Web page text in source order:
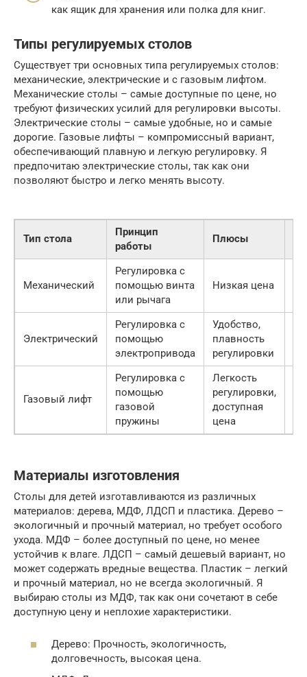
как ящик для хранения или полка для книг.
Типы регулируемых столов
Существует три основных типа регулируемых столов:
механические, электрические и с газовым лифтом.
Механические столы – самые доступные по цене, но
требуют физических усилий для регулировки высоты.
Электрические столы – самые удобные, но и самые
дорогие. Газовые лифты – компромиссный вариант,
обеспечивающий плавную и легкую регулировку. Я
предпочитаю электрические столы, так как они
позволяют быстро и легко менять высоту.
Тип стола
Принцип
работы
Плюсы
Механический
Регулировка с
помощью винта
или рычага
Низкая цена
Электрический
Регулировка с
помощью
электропривода
Удобство,
плавность
регулировки
Газовый лифт
Регулировка с
помощью
газовой
пружины
Легкость
регулировки,
доступная
цена
Материалы изготовления
Столы для детей изготавливаются из различных
материалов: дерева, МДФ, ЛДСП и пластика. Дерево –
экологичный и прочный материал, но требует особого
ухода. МДФ – более доступный по цене, но менее
устойчив к влаге. ЛДСП – самый дешевый вариант, но
может содержать вредные вещества. Пластик – легкий
и прочный материал, но не всегда экологичный. Я
выбираю столы из МДФ, так как они сочетают в себе
доступную цену и неплохие характеристики.
Дерево: Прочность, экологичность,
долговечность, высокая цена.